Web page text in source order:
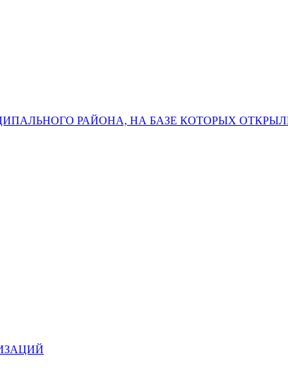
РАЙОНА, НА БАЗЕ КОТОРЫХ